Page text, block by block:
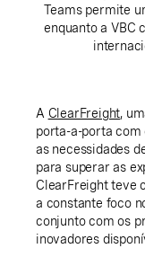
Teams permite
enquanto a VBC
A ClearFreight,
porta-a-porta com
as necessidades
para superar as
ClearFreight teve
a constante foco
conjunto com os
inovadores